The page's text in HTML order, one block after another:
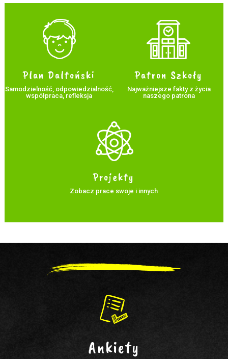
Plan Daltoński
Samodzielność, odpowiedzialność,
współpraca, refleksja
Patron Szkoły
Najważniejsze fakty z życia
naszego patrona
Projekty
Zobacz prace swoje i innych
Ankiety